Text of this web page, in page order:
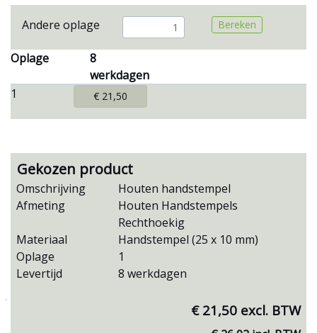
Andere oplage Bereken
Oplage
8
werkdagen
1
€ 21,50
Gekozen product
Omschrijving
Houten handstempel
Afmeting
Houten Handstempels
Rechthoekig
Materiaal
Handstempel (25 x 10 mm)
Oplage
1
Levertijd
8 werkdagen
€ 21,50 excl. BTW